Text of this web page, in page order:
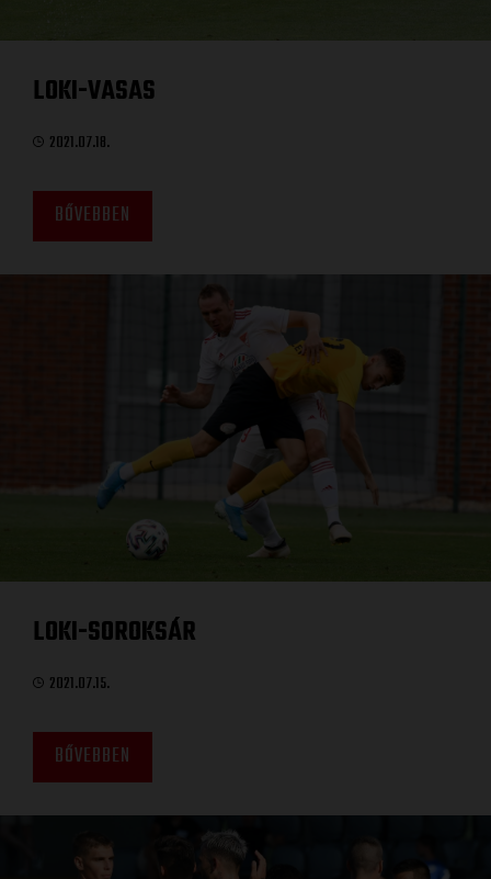
LOKI-VASAS
2021.07.18.
BŐVEBBEN
LOKI-SOROKSÁR
2021.07.15.
BŐVEBBEN